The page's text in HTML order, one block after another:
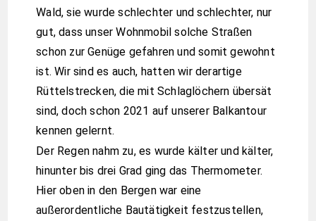
Wald, sie wurde schlechter und schlechter, nur
gut, dass unser Wohnmobil solche Straßen
schon zur Genüge gefahren und somit gewohnt
ist. Wir sind es auch, hatten wir derartige
Rüttelstrecken, die mit Schlaglöchern übersät
sind, doch schon 2021 auf unserer Balkantour
kennen gelernt.
Der Regen nahm zu, es wurde kälter und kälter,
hinunter bis drei Grad ging das Thermometer.
Hier oben in den Bergen war eine
außerordentliche Bautätigkeit festzustellen,